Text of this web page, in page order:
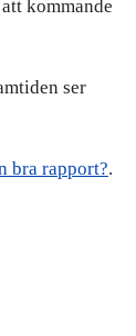
kommande
ser
bra rapport?.